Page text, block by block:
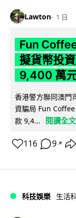
Lawton 1 日
Fun
擬貨幣投
9,400 萬
香港警方聯同澳門
資騙局 Fun
款 9,4...
閱讀全文
116 9 ↗
科技娛樂 生活